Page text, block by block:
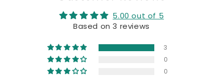
5.00 out of 5
Based on 3 reviews
3
0
0